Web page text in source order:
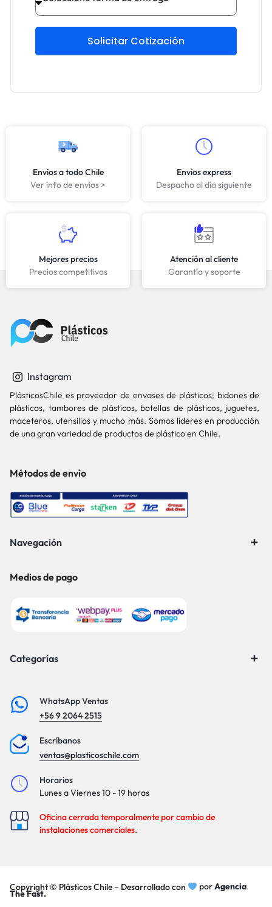
Solicitar Cotización
Envíos a todo Chile
Ver info de envíos >
Envíos express
Despacho al día siguiente
Mejores precios
Precios competitivos
Atención al cliente
Garantía y soporte
Instagram
PlásticosChile es proveedor de envases de plásticos; bidones de
plásticos, tambores de plásticos, botellas de plásticos, juguetes,
maceteros, utensilios y mucho más. Somos líderes en producción
de una gran variedad de productos de plástico en Chile.
Métodos de envío
Navegación
Medios de pago
Categorías
WhatsApp Ventas
+56 9 2064 2515
Escríbanos
ventas@plasticoschile.com
Horarios
Lunes a Viernes 10 - 19 horas
Oficina cerrada temporalmente por cambio de
instalaciones comerciales.
Copyright © Plásticos Chile – Desarrollado con porAgencia
The Fast.